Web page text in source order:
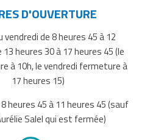
un
nouvel
onglet)
D'OUVERTURE
vendredi de 8 heures 45 à 12
heures 30 à 17 heures 45 (le
à 10h, le vendredi fermeture à
17 heures 15)
heures 45 à 11 heures 45 (sauf
Salel qui est fermée)